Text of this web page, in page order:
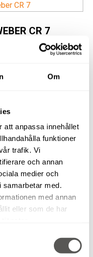
Om
att anpassa innehållet
funktioner
trafik. Vi
och annan
medier och
samarbetar med.
med annan
eller som de har
CR 7
FR85 (OST)